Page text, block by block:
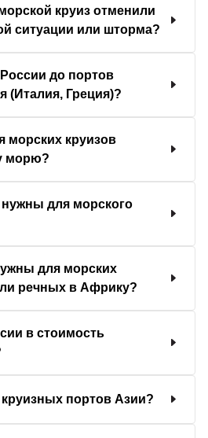
круиз отменили
ситуации или шторма?
до портов
(Италия, Греция)?
морских круизов
морю?
для морского
для морских
речных в Африку?
в стоимость
круизных портов Азии?